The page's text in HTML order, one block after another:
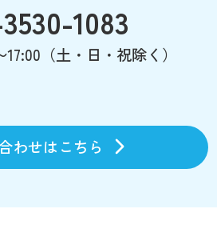
1083
（土・日・祝除く）
わせはこちら